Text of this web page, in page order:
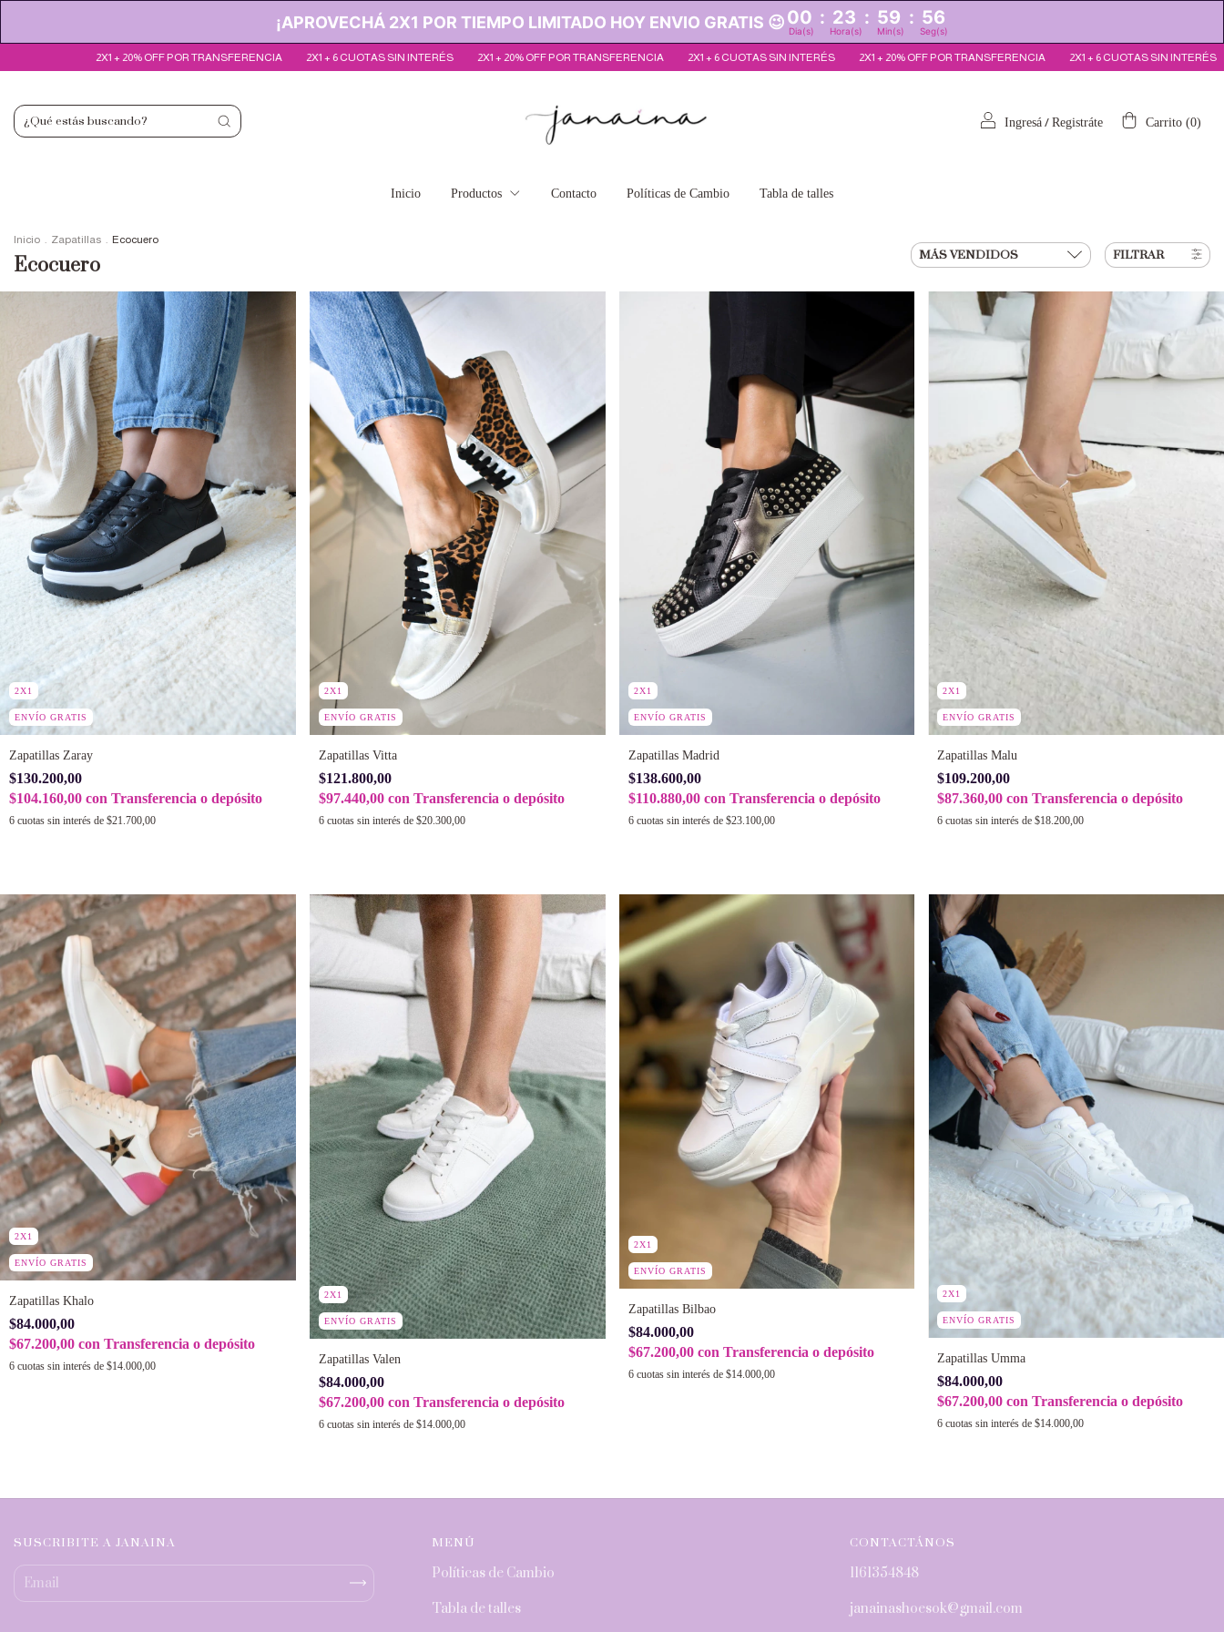
¡APROVECHÁ 2X1 POR TIEMPO LIMITADO HOY ENVIO GRATIS 😉00 : 23 : 59 : 55
Dia(s) Hora(s) Min(s) Seg(s)
OFF POR TRANSFERENCIA 2X1 + 6 CUOTAS SIN INTERÉS 2X1 + 20% OFF POR TRANSFERENCIA 2X1 + 6 CUOTAS SIN INTERÉS 2X1 + 20% OFF POR TRANSFERENCIA 2X1 + 6 CUOTAS SIN INTERÉS 2X1 + 20% OFF POR
Ingresá / Registráte Carrito (0)
Inicio Productos Contacto Políticas de Cambio Tabla de talles
Inicio . Zapatillas . Ecocuero
Ecocuero FILTRAR
2X1
ENVÍO GRATIS
Zapatillas Zaray
$130.200,00
$104.160,00 con Transferencia o depósito
6 cuotas sin interés de $21.700,00
2X1
ENVÍO GRATIS
Zapatillas Vitta
$121.800,00
$97.440,00 con Transferencia o depósito
6 cuotas sin interés de $20.300,00
2X1
ENVÍO GRATIS
Zapatillas Madrid
$138.600,00
$110.880,00 con Transferencia o depósito
6 cuotas sin interés de $23.100,00
2X1
ENVÍO GRATIS
Zapatillas Malu
$109.200,00
$87.360,00con Transferencia o depósito
6 cuotas sin interés de$18.200,00
2X1
ENVÍO GRATIS
Zapatillas Khalo
$84.000,00
$67.200,00 con Transferencia o depósito
6 cuotas sin interés de $14.000,00
2X1
ENVÍO GRATIS
Zapatillas Valen
$84.000,00
$67.200,00 con Transferencia o depósito
6 cuotas sin interés de $14.000,00
2X1
ENVÍO GRATIS
Zapatillas Bilbao
$84.000,00
$67.200,00 con Transferencia o depósito
6 cuotas sin interés de $14.000,00
2X1
ENVÍO GRATIS
Zapatillas Umma
$84.000,00
$67.200,00con Transferencia o depósito
6 cuotas sin interés de$14.000,00
SUSCRIBITE A JANAINA MENÚ
Políticas de Cambio
Tabla de talles
CONTACTÁNOS
1161354848
janainashoesok@gmail.com